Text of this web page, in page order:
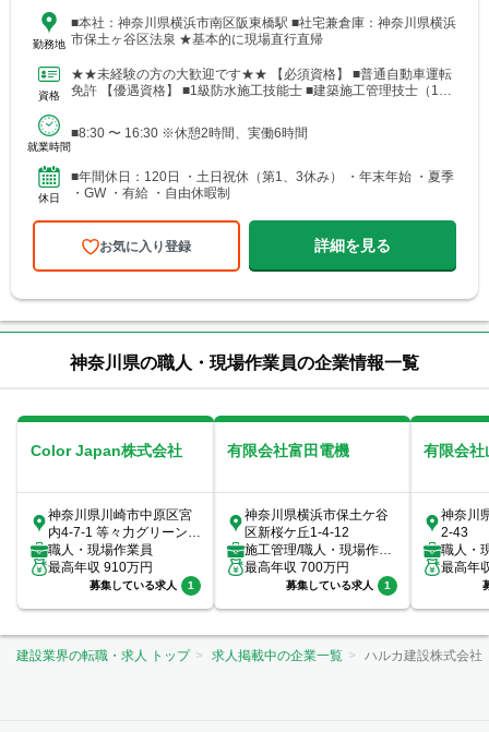
勤務地
■本社：神奈川県横浜市南区阪東橋駅 ■社宅兼倉庫：神奈川県横浜
市保土ヶ谷区法泉 ★基本的に現場直行直帰
資格
★★未経験の方の大歓迎です★★ 【必須資格】 ■普通自動車運転
免許 【優遇資格】 ■1級防水施工技能士 ■建築施工管理技士（1
就業時間
■8:30 〜 16:30 ※休憩2時間、実働6時間
休日
■年間休日：120日 ・土日祝休（第1、3休み） ・年末年始 ・夏季
・GW ・有給 ・自由休暇制
お気に入り登録 詳細を見る
神奈川県の職人・現場作業員の企業情報一覧
Color Japan株式会社
神奈川県川崎市中原区宮
内4-7-1 等々力グリーンビ
レッジ102
職人・現場作業員
最高年収 910万円
募集している求人 1
有限会社富田電機
神奈川県横浜市保土ケ谷
区新桜ケ丘1-4-12
施工管理/職人・現場作業
員
最高年収 700万円
募集している求人 1
有限会社
神奈川
2-43
職人・
最高年
建設業界の転職・求人 トップ 求人掲載中の企業一覧 ハルカ建設株式会社